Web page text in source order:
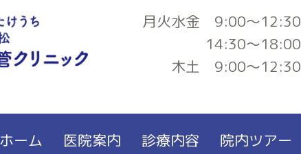
月火水金 9:00～12:30
14:30～18:00
木土 9:00～12:30
ホーム 医院案内 診療内容 院内ツアー